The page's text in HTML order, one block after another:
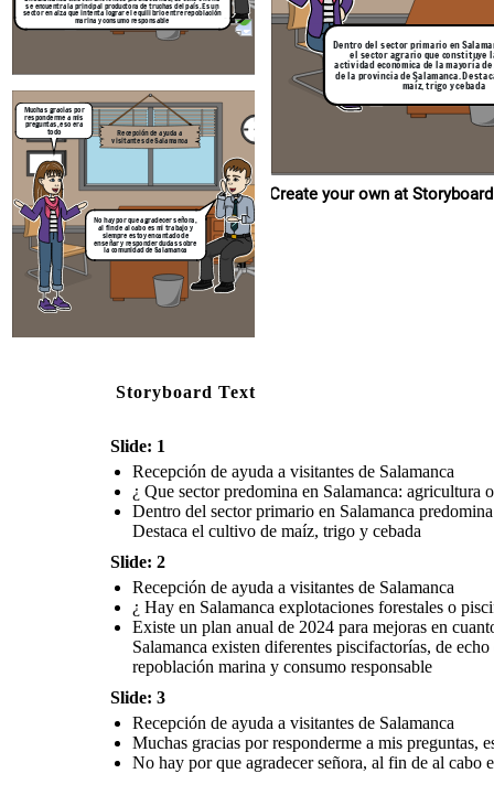
se encuentra la principal productora de truchas del país. Es un
sector en alza que intenta lograr el equilibrio entre repoblación
marina y consumo responsable
Muchas gracias por
responderme a mis
preguntas, eso era
todo Recepción de ayuda a
visitantes de Salamanca
No hay por que agradecer señora,
al fin de al cabo es mi trabajo y
siempre estoy encantado de
enseñar y responder dudas sobre
la comunidad de Salamanca
Create your own at
Dentro del sector primario en
el sector agrario que constituye
actividad económica de la mayoría
de la provincia de Salamanca.
maíz, trigo y cebada
Storyboard Text
Slide: 1
Recepción de ayuda a visitantes de Salamanca
¿ Que sector predomina en Salamanca: agricultura
Dentro del sector primario en Salamanca
Destaca el cultivo de maíz, trigo y cebada
Slide: 2
Recepción de ayuda a visitantes de Salamanca
¿ Hay en Salamanca explotaciones forestales o
Existe un plan anual de 2024 para mejoras en
Salamanca existen diferentes piscifactorías, de
repoblación marina y consumo responsable
Slide: 3
Recepción de ayuda a visitantes de Salamanca
Muchas gracias por responderme a mis preguntas,
No hay por que agradecer señora, al fin de al cabo